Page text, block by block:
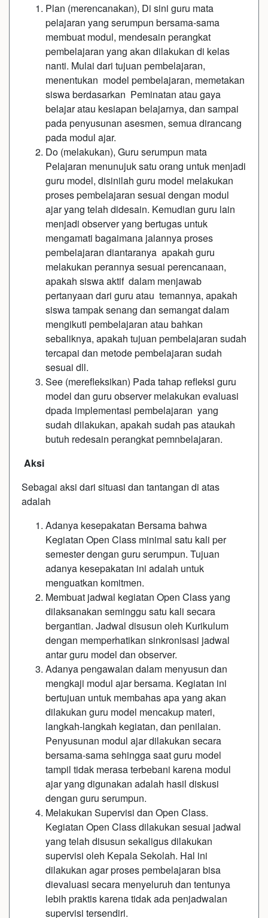
Plan (merencanakan), Di sini guru mata
pelajaran yang serumpun bersama-sama
membuat modul, mendesain perangkat
pembelajaran yang akan dilakukan di kelas
nanti. Mulai dari tujuan pembelajaran,
menentukan model pembelajaran, memetakan
siswa berdasarkan Peminatan atau gaya
belajar atau kesiapan belajarnya, dan sampai
pada penyusunan asesmen, semua dirancang
pada modul ajar.
Do (melakukan), Guru serumpun mata
Pelajaran menunujuk satu orang untuk menjadi
guru model, disinilah guru model melakukan
proses pembelajaran sesuai dengan modul
ajar yang telah didesain. Kemudian guru lain
menjadi observer yang bertugas untuk
mengamati bagaimana jalannya proses
pembelajaran diantaranya apakah guru
melakukan perannya sesuai perencanaan,
apakah siswa aktif dalam menjawab
pertanyaan dari guru atau temannya, apakah
siswa tampak senang dan semangat dalam
mengikuti pembelajaran atau bahkan
sebaliknya, apakah tujuan pembelajaran sudah
tercapai dan metode pembelajaran sudah
sesuai dll.
See (merefleksikan) Pada tahap refleksi guru
model dan guru observer melakukan evaluasi
dpada implementasi pembelajaran yang
sudah dilakukan, apakah sudah pas ataukah
butuh redesain perangkat pemnbelajaran.
Aksi
Sebagai aksi dari situasi dan tantangan di atas
adalah
Adanya kesepakatan Bersama bahwa
Kegiatan Open Class minimal satu kali per
semester dengan guru serumpun. Tujuan
adanya kesepakatan ini adalah untuk
menguatkan komitmen.
Membuat jadwal kegiatan Open Class yang
dilaksanakan seminggu satu kali secara
bergantian. Jadwal disusun oleh Kurikulum
dengan memperhatikan sinkronisasi jadwal
antar guru model dan observer.
Adanya pengawalan dalam menyusun dan
mengkaji modul ajar bersama. Kegiatan ini
bertujuan untuk membahas apa yang akan
dilakukan guru model mencakup materi,
langkah-langkah kegiatan, dan penilaian.
Penyusunan modul ajar dilakukan secara
bersama-sama sehingga saat guru model
tampil tidak merasa terbebani karena modul
ajar yang digunakan adalah hasil diskusi
dengan guru serumpun.
Melakukan Supervisi dan Open Class.
Kegiatan Open Class dilakukan sesuai jadwal
yang telah disusun sekaligus dilakukan
supervisi oleh Kepala Sekolah. Hal ini
dilakukan agar proses pembelajaran bisa
dievaluasi secara menyeluruh dan tentunya
lebih praktis karena tidak ada penjadwalan
supervisi tersendiri.